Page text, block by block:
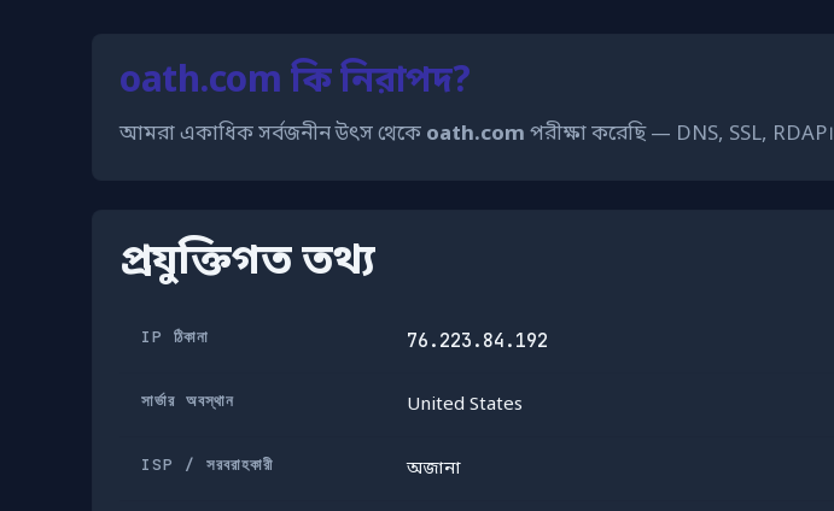
oath.com কি নিরাপদ?
আমরা একাধিক সর্বজনীন উৎস থেকে oath.com পরীক্ষা করেছি — DNS, SSL, RDAP।
প্রযুক্তিগত তথ্য
IP ঠিকানা 76.223.84.192
সার্ভার অবস্থান United States
ISP / সরবরাহকারী অজানা